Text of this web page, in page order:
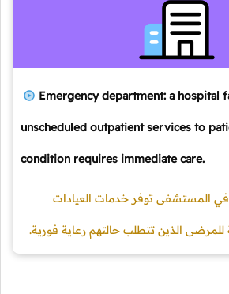
Emergency department: a hospital
unscheduled outpatient services to
condition requires immediate care.
المستشفى توفر خدمات العيادات
للمرضى الذين تتطلب حالتهم رعاية فورية.